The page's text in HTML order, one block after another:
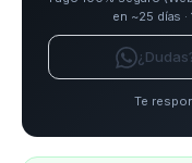
en ~25 días
Te